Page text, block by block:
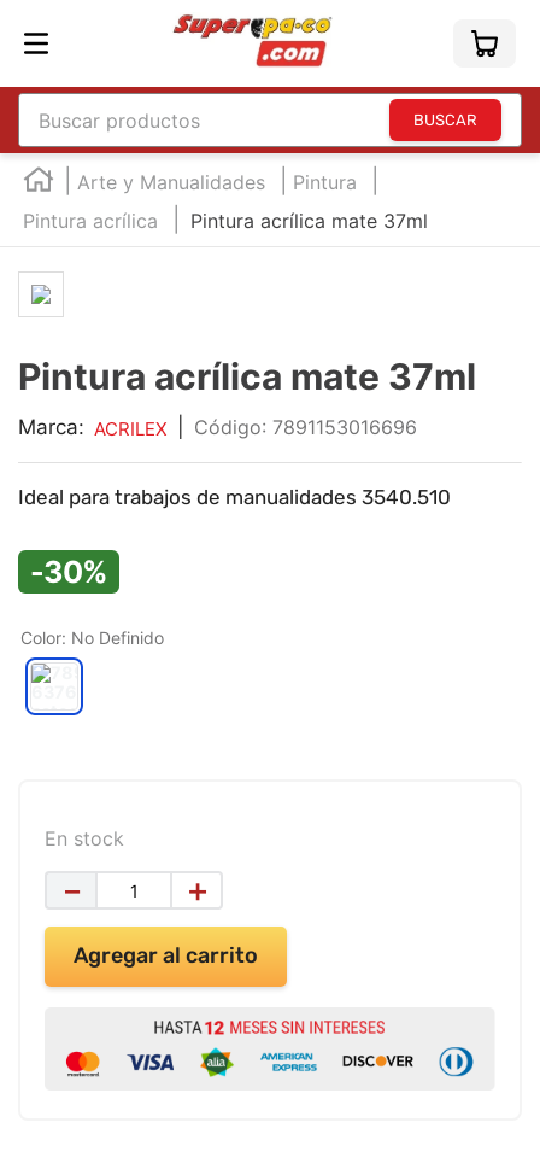
Buscar productos
Arte y Manualidades
Pintura
Pintura acrílica
Pintura acrílica mate 37ml
Pintura acrílica mate 37ml
Marca: ACRILEX : 7891153016696
Ideal para trabajos de manualidades 3540.510
-30%
Color: No Definido
En stock
＋
－
Agregar al carrito
TÉRMINOS MÁS BUSCADOS
england
2.
marcador e300
3
5.
mouse
6.
marcadores
7.
audifonos
8.
teclado
9.
impresora
10. masa moldear vaso 150gr